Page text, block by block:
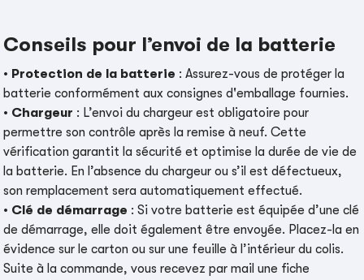
Conseils pour l’envoi de la batterie
• Protection de la batterie : Assurez-vous de protéger la
batterie conformément aux consignes d'emballage fournies.
• Chargeur : L’envoi du chargeur est obligatoire pour
permettre son contrôle après la remise à neuf. Cette
vérification garantit la sécurité et optimise la durée de vie de
la batterie. En l’absence du chargeur ou s’il est défectueux,
son remplacement sera automatiquement effectué.
• Clé de démarrage : Si votre batterie est équipée d’une clé
de démarrage, elle doit également être envoyée. Placez-la en
évidence sur le carton ou sur une feuille à l’intérieur du colis.
Suite à la commande, vous recevez par mail une fiche